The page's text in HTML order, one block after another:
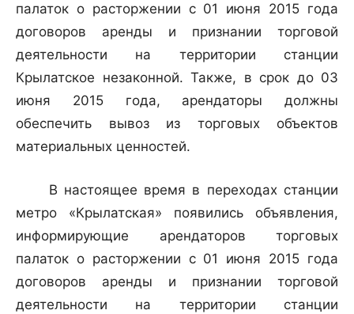
палаток о расторжении с 01 июня 2015 года
договоров аренды и признании торговой
деятельности на территории станции
Крылатское незаконной. Также, в срок до 03
июня 2015 года, арендаторы должны
обеспечить вывоз из торговых объектов
материальных ценностей.
В настоящее время в переходах станции
метро «Крылатская» появились объявления,
информирующие арендаторов торговых
палаток о расторжении с 01 июня 2015 года
договоров аренды и признании торговой
деятельности на территории станции